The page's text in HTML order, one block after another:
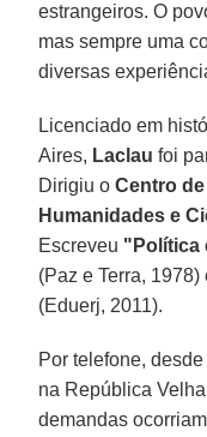
estrangeiros. O
mas sempre uma
diversas
Licenciado em
Aires, Laclau foi
Dirigiu oCentro
Humanidades e
Escreveu "Política
(Paz e Terra, 1978)
(Eduerj, 2011).
Por telefone,
na República
demandas